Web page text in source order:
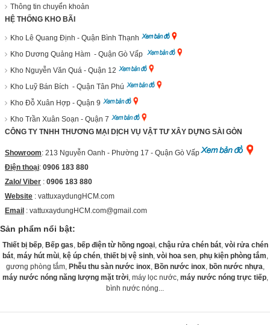
Thông tin chuyển khoản
HỆ THỐNG KHO BÃI
Kho Lê Quang Định - Quận Bình Thạnh
Kho Dương Quảng Hàm - Quận Gò Vấp
Kho Nguyễn Văn Quá - Quận 12
Kho Luỹ Bán Bích - Quận Tân Phú
Kho Đỗ Xuân Hợp - Quận 9
Kho Trần Xuân Soạn - Quận 7
CÔNG TY TNHH THƯƠNG MẠI DỊCH VỤ VẬT TƯ XÂY DỰNG SÀI GÒN
Showroom: 213 Nguyễn Oanh - Phường 17 - Quận Gò Vấp
Điện thoại: 0906 183 880
Zalo/ Viber : 0906 183 880
Website : vattuxaydungHCM.com
Email : vattuxaydungHCM.com@gmail.com
Sản phẩm nổi bật:
Thiết bị bếp, Bếp gas, bếp điện từ hồng ngoại, chậu rửa chén bát, vòi rửa chén
bát, máy hút mùi, kệ úp chén, thiết bị vệ sinh, vòi hoa sen, phụ kiện phòng tắm,
gương phòng tắm, Phễu thu sàn nước inox, Bồn nước inox, bồn nước nhựa,
máy nước nóng năng lượng mặt trời, máy lọc nước, máy nước nóng trực tiếp,
bình nước nóng...